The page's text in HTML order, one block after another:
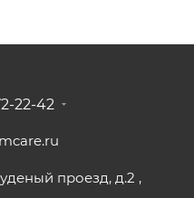
22-42
проезд, д.2 ,